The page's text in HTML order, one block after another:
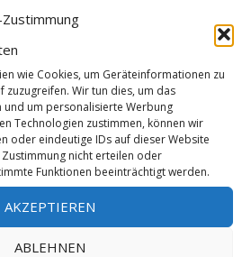
wie Cookies, um Geräteinformationen zu
Wir tun dies, um das
und um personalisierte Werbung
Technologien zustimmen, können wir
oder eindeutige IDs auf dieser Website
nicht erteilen oder
Funktionen beeinträchtigt werden.
AKZEPTIEREN
ABLEHNEN
mit der 8.
„Finnish Line“ (8C)